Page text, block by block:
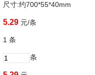
尺寸:约700*55*40mm
5.29 元/条
1 条
条